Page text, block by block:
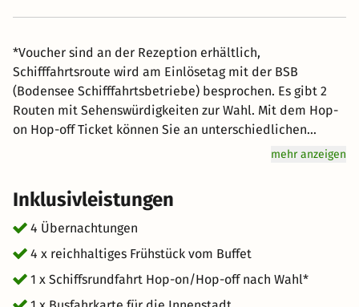
*Voucher sind an der Rezeption erhältlich,
Schifffahrtsroute wird am Einlösetag mit der BSB
(Bodensee Schifffahrtsbetriebe) besprochen. Es gibt 2
Routen mit Sehenswürdigkeiten zur Wahl. Mit dem Hop-
on Hop-off Ticket können Sie an unterschiedlichen
die Sonne streichelt Ihre Wangen: Bei einer Schifffahrt
mit den Bodensee-Schiffsbetrieben lassen Sie die
Sorgen an Land zurück und genießen den Moment.
Entdecken Sie die Schönheit von Konstanz und dem
Bodensee auf unserer neuen Konstanzer Rundfahrt. Diese
Schifffahrt bietet Ihnen die perfekte Gelegenheit,
entspannt ein Getränk aus unserer Bordgastronomie zu
mehr anzeigen
Inklusivleistungen
4 Übernachtungen
4 x reichhaltiges Frühstück vom Buffet
1 x Schiffsrundfahrt Hop-on/Hop-off nach Wahl*